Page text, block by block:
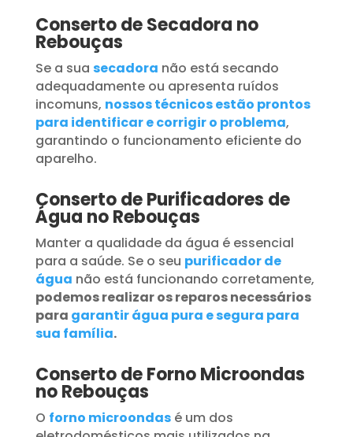
Conserto de Secadora no
Rebouças
Se a sua secadora não está secando
adequadamente ou apresenta ruídos
incomuns, nossos técnicos estão prontos
para identificar e corrigir o problema,
garantindo o funcionamento eficiente do
aparelho.
Conserto de Purificadores de
Água no Rebouças
Manter a qualidade da água é essencial
para a saúde. Se o seu purificador de
água não está funcionando corretamente,
podemos realizar os reparos necessários
para garantir água pura e segura para
sua família.
Conserto de Forno Microondas
no Rebouças
O forno microondasé um dos